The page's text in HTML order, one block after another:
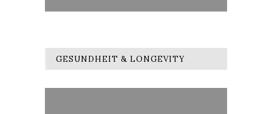
GESUNDHEIT & LONGEVITY